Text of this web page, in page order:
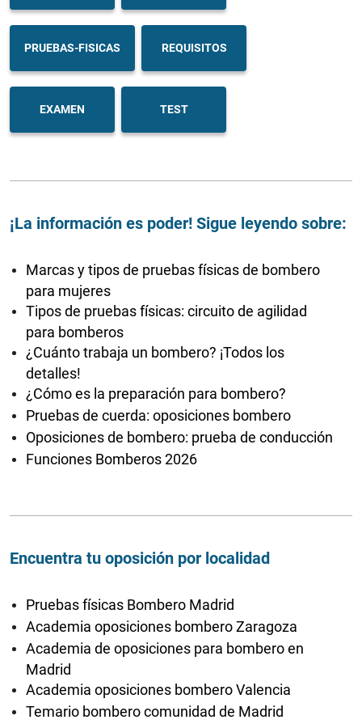
PRUEBAS-FISICAS REQUISITOS
EXAMEN TEST
¡La información es poder! Sigue leyendo sobre:
Marcas y tipos de pruebas físicas de bombero
para mujeres
Tipos de pruebas físicas: circuito de agilidad
para bomberos
¿Cuánto trabaja un bombero? ¡Todos los
detalles!
¿Cómo es la preparación para bombero?
Pruebas de cuerda: oposiciones bombero
Oposiciones de bombero: prueba de conducción
Funciones Bomberos 2026
Encuentra tu oposición por localidad
Pruebas físicas Bombero Madrid
Academia oposiciones bombero Zaragoza
Academia de oposiciones para bombero en
Madrid
Academia oposiciones bombero Valencia
Temario bombero comunidad de Madrid